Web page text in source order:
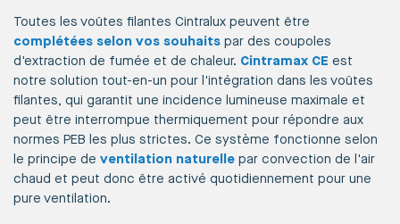
Toutes les voûtes filantes Cintralux peuvent être
complétées selon vos souhaits par des coupoles
d'extraction de fumée et de chaleur. Cintramax CE est
notre solution tout-en-un pour l'intégration dans les voûtes
filantes, qui garantit une incidence lumineuse maximale et
peut être interrompue thermiquement pour répondre aux
normes PEB les plus strictes. Ce système fonctionne selon
le principe de ventilation naturelle par convection de l'air
chaud et peut donc être activé quotidiennement pour une
pure ventilation.